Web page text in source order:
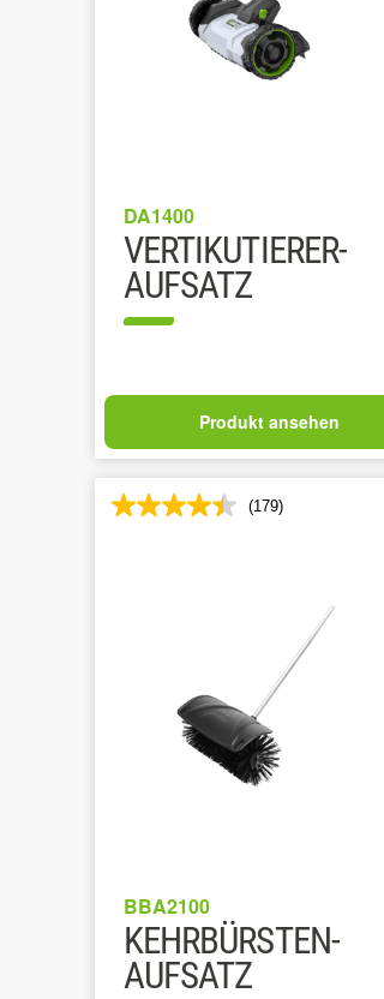
DA1400
VERTIKUTIERER-
AUFSATZ
Produkt ansehen
(179)
BBA2100
KEHRBÜRSTEN-
AUFSATZ